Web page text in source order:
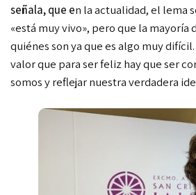
señala, que en la actualidad, el lema
«está muy vivo», pero que la mayoría
quiénes son ya que es algo muy
valor que para ser feliz hay que ser
somos y reflejar nuestra verdadera